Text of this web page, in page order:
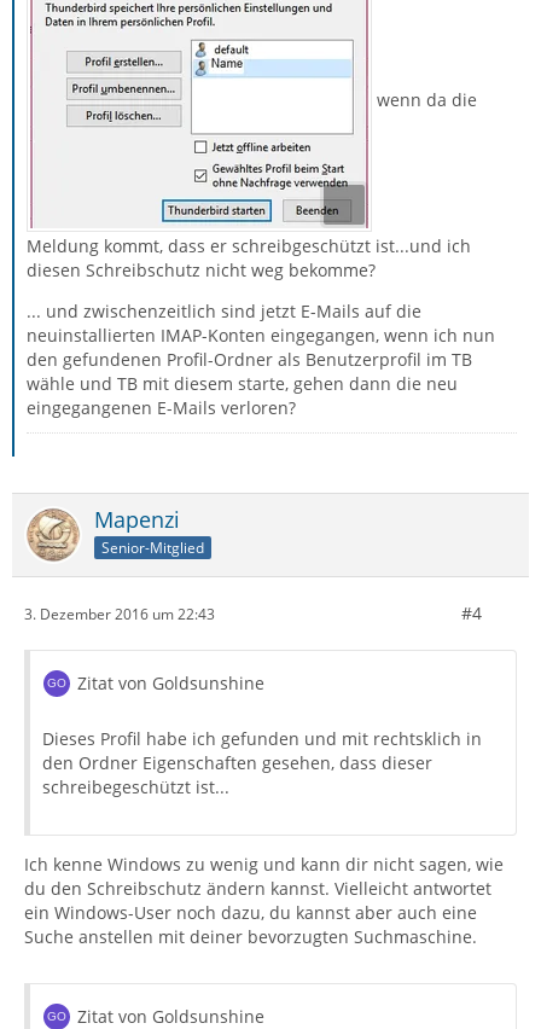
wenn da die
Meldung kommt, dass er schreibgeschützt ist...und ich
diesen Schreibschutz nicht weg bekomme?
... und zwischenzeitlich sind jetzt E-Mails auf die
neuinstallierten IMAP-Konten eingegangen, wenn ich nun
den gefundenen Profil-Ordner als Benutzerprofil im TB
wähle und TB mit diesem starte, gehen dann die neu
eingegangenen E-Mails verloren?
Mapenzi
Senior-Mitglied
3. Dezember 2016 um 22:43 #4
Zitat von Goldsunshine
Dieses Profil habe ich gefunden und mit rechtsklich in
den Ordner Eigenschaften gesehen, dass dieser
schreibegeschützt ist...
Ich kenne Windows zu wenig und kann dir nicht sagen, wie
du den Schreibschutz ändern kannst. Vielleicht antwortet
ein Windows-User noch dazu, du kannst aber auch eine
Suche anstellen mit deiner bevorzugten Suchmaschine.
Zitat von Goldsunshine